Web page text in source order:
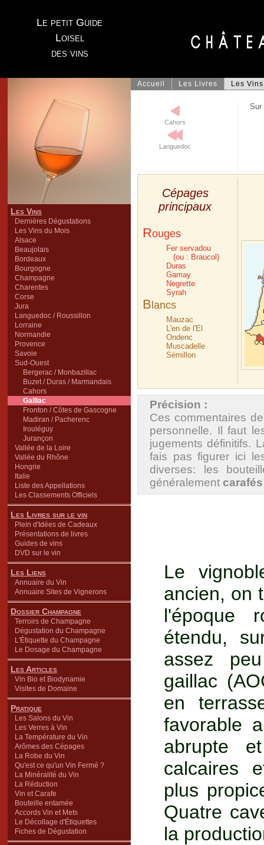
Le petit Guide
Loisel
des vins
Les Vins
Dernières Dégustations
Les Vins du Mois
Alsace
Beaujolais
Bordeaux
Bourgogne
Champagne
Charentes
Corse
Jura
Languedoc / Roussillon
Lorraine
Normandie
Provence
Savoie
Sud-Ouest
Bergerac / Monbazillac
Buzet / Duras / Marmandais
Cahors
Gaillac
Fronton / Côtes de Gascogne
Madiran / Pacherenc
Irouléguy
Jurançon
Vallée de la Loire
Vallée du Rhône
Hongrie
Italie
Liste des Appellations
Les Classements Officiels
Les Livres sur le vin
Plein d'Idées de Cadeaux
Présentations de livres
Guides de vins
DVD sur le vin
Les Liens
Annuaire du Vin
Annuaire Sites de Vignerons
Dossier Champagne
Terroirs de Champagne
Dégustation du Champagne
L'Étiquette du Champagne
Le Dosage du Champagne
Les Articles
Vin Bio et Biodynamie
Visites de Domaine
Pratique
Les Salons du Vin
Les Verres à Vin
La Température du Vin
Arômes des Cépages
La Robe du Vin
Qu'est ce qu'un Vin Fermé ?
La Minéralité du Vin
La Réduction
Vin et Carafe
Bouteille entamée
Accords Vin et Mets
Le Décollage d'Étiquettes
Fiches de Dégustation
Accueil Les Livres Les Vins
Cahors
Languedoc
Sur
Cépages
principaux
Rouges
Fer servadou
(ou : Braucol)
Duras
Gamay
Negrette
Syrah
B lancs
Mauzac
L'en de l'El
Ondenc
Muscadelle
Sémillon
Précision :
Ces commentaires
personnelle. Il faut
jugements définitifs.
fais pas figurer ici
diverses: les
généralement
Le
ancien, on
l'époque
étendu,
assez
gaillac
en
favorable
abrupte
calcaires
plus
Quatre
la